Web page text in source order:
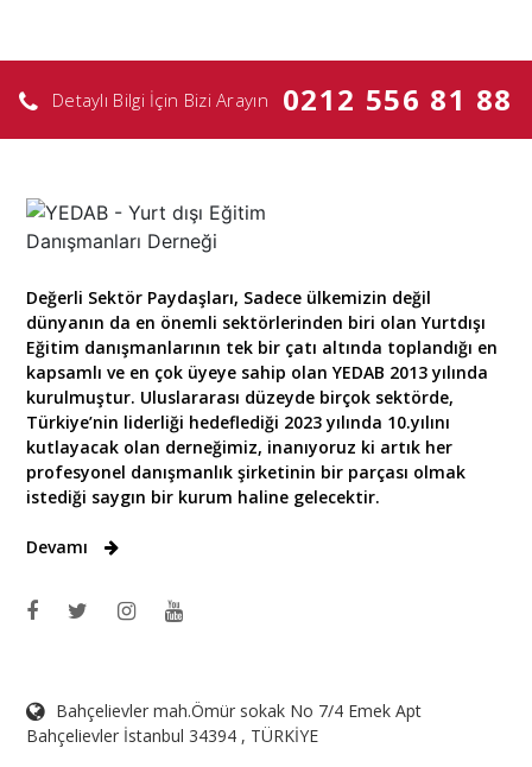
Detaylı Bilgi İçin Bizi Arayın 0212 556 81 88
Değerli Sektör Paydaşları, Sadece ülkemizin değil
dünyanın da en önemli sektörlerinden biri olan Yurtdışı
Eğitim danışmanlarının tek bir çatı altında toplandığı en
kapsamlı ve en çok üyeye sahip olan YEDAB 2013 yılında
kurulmuştur. Uluslararası düzeyde birçok sektörde,
Türkiye’nin liderliği hedeflediği 2023 yılında 10.yılını
kutlayacak olan derneğimiz, inanıyoruz ki artık her
profesyonel danışmanlık şirketinin bir parçası olmak
istediği saygın bir kurum haline gelecektir.
Devamı
Bahçelievler mah.Ömür sokak No 7/4 Emek Apt
Bahçelievler İstanbul 34394 , TÜRKİYE